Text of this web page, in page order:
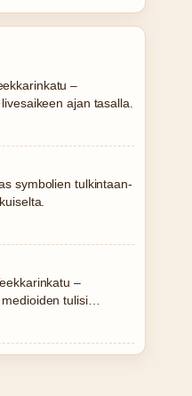
–
ajan tasalla.
symbolien tulkintaan-
–
tulisi